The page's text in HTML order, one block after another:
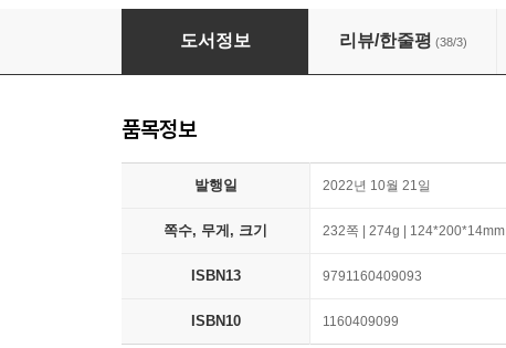
우리는 중독을 사랑해
도서정보 리뷰/한줄평 (38/3)
품목정보
발행일 2022년 10월 21일
쪽수, 무게, 크기 232쪽 | 274g | 124*200*14mm
ISBN13 9791160409093
ISBN10 1160409099